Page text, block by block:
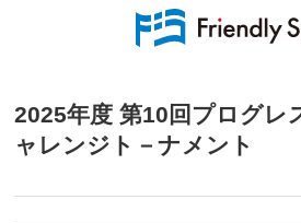
2025年度 第10回プログレ
ャレンジト－ナメント